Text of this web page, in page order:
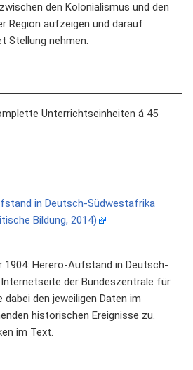
den Kolonialismus und den
Region aufzeigen und darauf
Stellung nehmen.
Unterrichtseinheiten á 45
in Deutsch-Südwestafrika
Bildung, 2014)
1904: Herero-Aufstand in Deutsch-
der Bundeszentrale für
dabei den jeweiligen Daten im
historischen Ereignisse zu.
im Text.